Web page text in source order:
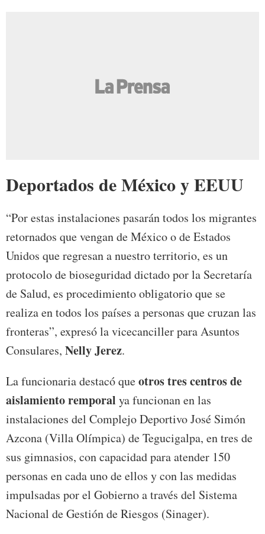
Deportados de México y EEUU
“Por estas instalaciones pasarán todos los migrantes
retornados que vengan de México o de Estados
Unidos que regresan a nuestro territorio, es un
protocolo de bioseguridad dictado por la Secretaría
de Salud, es procedimiento obligatorio que se
realiza en todos los países a personas que cruzan las
fronteras”, expresó la vicecanciller para Asuntos
Consulares, Nelly Jerez.
La funcionaria destacó queotros tres centros de
aislamiento remporal ya funcionan en las
instalaciones del Complejo Deportivo José Simón
Azcona (Villa Olímpica) de Tegucigalpa, en tres de
sus gimnasios, con capacidad para atender 150
personas en cada uno de ellos y con las medidas
impulsadas por el Gobierno a través del Sistema
Nacional de Gestión de Riesgos (Sinager).